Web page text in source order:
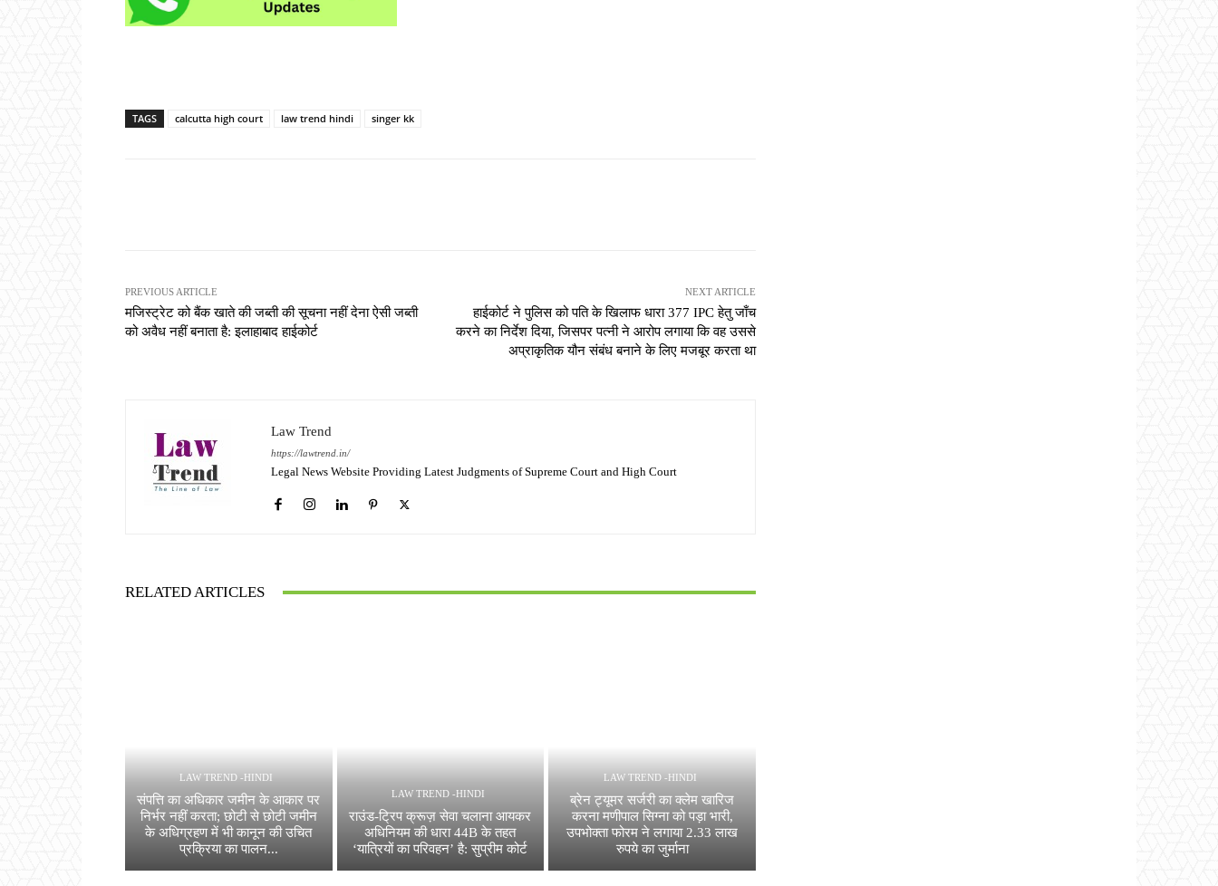
TAGS calcutta high court law trend hindi singer kk
PREVIOUS ARTICLE
मजिस्ट्रेट को बैंक खाते की जब्ती की सूचना नहीं देना ऐसी जब्ती
को अवैध नहीं बनाता है: इलाहाबाद हाईकोर्ट
NEXT ARTICLE
हाईकोर्ट ने पुलिस को पति के खिलाफ धारा 377 IPC हेतु जाँच
करने का निर्देश दिया, जिसपर पत्नी ने आरोप लगाया कि वह उससे
अप्राकृतिक यौन संबंध बनाने के लिए मजबूर करता था
Law Trend
https://lawtrend.in/
Legal News Website Providing Latest Judgments of Supreme Court and High Court
RELATED ARTICLES
LAW TREND -HINDI
संपत्ति का अधिकार जमीन के आकार पर
निर्भर नहीं करता; छोटी से छोटी जमीन
के अधिग्रहण में भी कानून की उचित
प्रक्रिया का पालन...
LAW TREND -HINDI
राउंड-ट्रिप क्रूज़ सेवा चलाना आयकर
अधिनियम की धारा 44B के तहत
‘यात्रियों का परिवहन’ है: सुप्रीम कोर्ट
LAW TREND -HINDI
ब्रेन ट्यूमर सर्जरी का क्लेम खारिज
करना मणीपाल सिग्ना को पड़ा भारी,
उपभोक्ता फोरम ने लगाया 2.33 लाख
रुपये का जुर्माना